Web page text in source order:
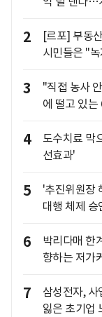
2
[르포] 부동
시민들은 "
3
"직접 농사
에 떨고 있는
4
도수치료 막
선효과'
5
'추진위원장
대행 체제 승
6
박리다매 한
향하는 저가
7
삼성전자,
잃은 초기업